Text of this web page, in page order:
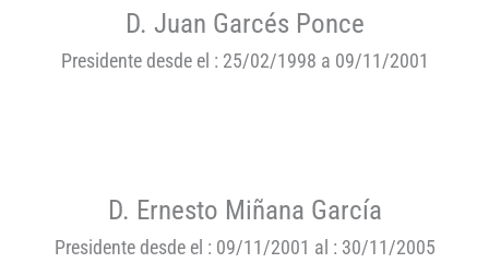
D. Juan Garcés Ponce
Presidente desde el : 25/02/1998 a 09/11/2001
D. Ernesto Miñana García
Presidente desde el : 09/11/2001 al : 30/11/2005